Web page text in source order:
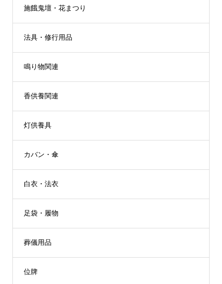
施餓鬼壇・花まつり
法具・修行用品
鳴り物関連
香供養関連
灯供養具
カバン・傘
白衣・法衣
足袋・履物
葬儀用品
位牌